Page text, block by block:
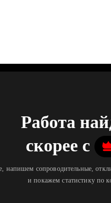
Работа
скорее c
напишем сопроводительные,
и покажем статистику по